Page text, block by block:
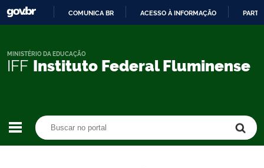
CONTEÚDO
COMUNICA BR ACESSO À INFORMAÇÃO
IFF Instituto Federal Fluminense
MINISTÉRIO DA EDUCAÇÃO